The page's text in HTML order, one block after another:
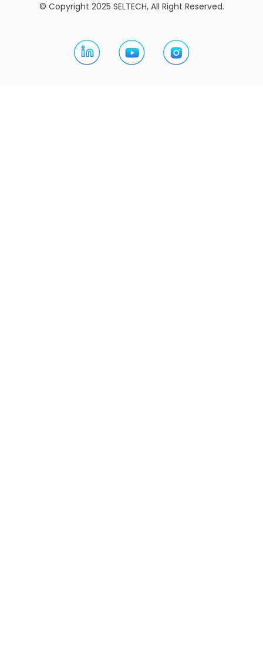
© Copyright 2025 SELTECH, All Right Reserved.